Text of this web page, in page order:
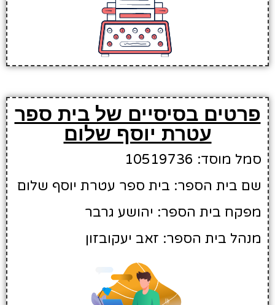
פרטים בסיסיים של בית ספר
עטרת יוסף שלום
סמל מוסד: 10519736
שם בית הספר: בית ספר עטרת יוסף שלום
מפקח בית הספר: יהושע גרבר
מנהל בית הספר: זאב יעקובזון